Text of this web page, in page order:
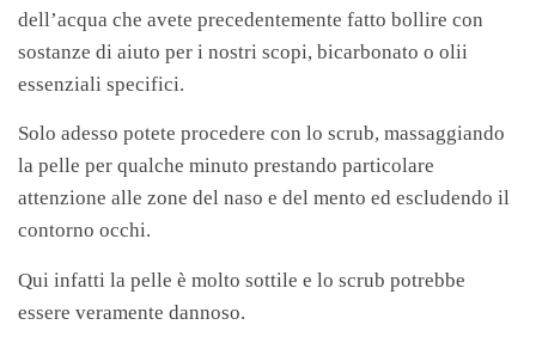
dell’acqua che avete precedentemente fatto bollire con
sostanze di aiuto per i nostri scopi, bicarbonato o olii
essenziali specifici.
Solo adesso potete procedere con lo scrub, massaggiando
la pelle per qualche minuto prestando particolare
attenzione alle zone del naso e del mento ed escludendo il
contorno occhi.
Qui infatti la pelle è molto sottile e lo scrub potrebbe
essere veramente dannoso.